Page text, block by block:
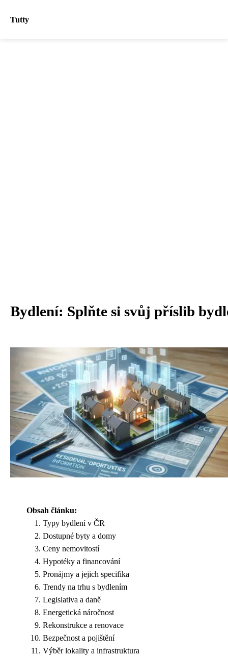
Tutty
Bydlení: Splňte si svůj příslib
Obsah článku:
Typy bydlení v ČR
Dostupné byty a domy
Ceny nemovitostí
Hypotéky a financování
Pronájmy a jejich specifika
Trendy na trhu s bydlením
Legislativa a daně
Energetická náročnost
Rekonstrukce a renovace
Bezpečnost a pojištění
Výběr lokality a infrastruktura